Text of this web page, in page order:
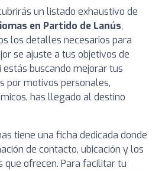
un listado exhaustivo de
en Partido de Lanús,
los detalles necesarios para
se ajuste a tus objetivos de
estás buscando mejorar tus
por motivos personales,
has llegado al destino
tiene una ficha dedicada donde
de contacto, ubicación y los
ofrecen. Para facilitar tu